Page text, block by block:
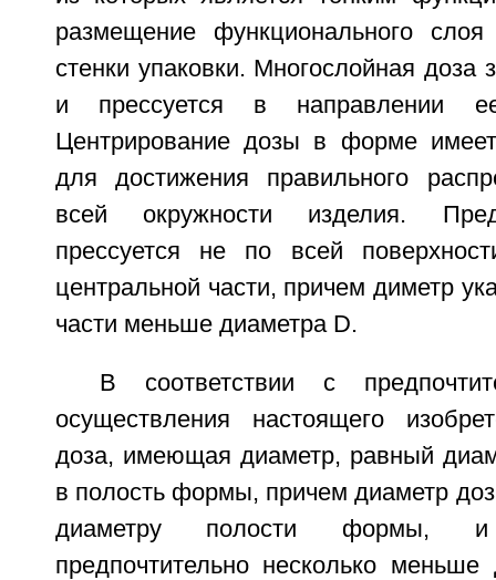
размещение функционального слоя
стенки упаковки. Многослойная доза
и прессуется в направлении
Центрирование дозы в форме
для достижения правильного
всей окружности изделия.
прессуется не по всей
центральной части, причем диметр
части меньше диаметра D.
В соответствии с
осуществления настоящего
доза, имеющая диаметр, равный
в полость формы, причем диаметр
диаметру полости формы,
предпочтительно несколько меньше